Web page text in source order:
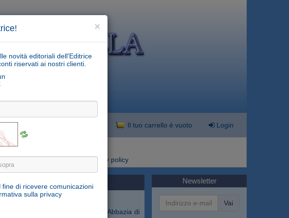
×
novità editoriali dell'Editrice
riservati ai nostri clienti.
di ricevere comunicazioni
sulla privacy
Il tuo carrello è vuoto Login
Privacy policy
priore amministratore dell'Abbazia di
Newsletter
Vai